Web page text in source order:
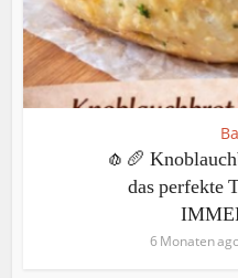
🧄🥖
das perfekte
6 Monaten